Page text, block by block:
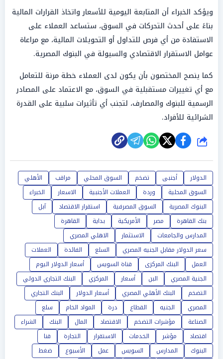
ويؤكد الخبراء أن المتابعة اليومية للأسعار واتخاذ القرارات المالية
بناءً على أحدث التحركات في السوق، ستساعد العملاء على
الاستفادة من أي فرص للتداول أو التحويلات المالية، مع مراعاة
عوامل الاستقرار الاقتصادي والسيولة في البنوك المصرية.
كما ينصح المختصون بأن يكون لدى العملاء خطة مرنة للتعامل
مع أي تغييرات مستقبلية في السوق، مع الاعتماد على المصادر
الرسمية للبنوك والمصارف، لتجنب أي تأثيرات سلبية على القدرة
الشرائية للأفراد.
شارك
الدولار أجنبى تضخم السوق المحلي مراقب
الأهلي
السوق المحلية
وردة العملات الأجنبية الاسعار
الخبراء
البنوك المصرية
السوق المصرفية استقرار الاقتصاد
آبل
بنك القاهرة
مصر الأمريكية بداية
القاهرة
المدارس والجامعات
الاستثمار
الاهلي المصري
سعر الدولار مقابل الجنيه المصري
السلع الفائدة
العملات
العمل
البنك المركزى قناة السويس
أسعار الدولار اليوم
الجنية المصري
البن أسعار المركزي
البنك التجاري الدولي
التضخم
البنك الأهلي المصري أسعار الدولار
البنك التجاري
المصري
الجنيه القطاع درة المواد الخام
سلع
الصناعة
مؤشرات التضخم الاقتصاد المال البنك
الشراء
اقتصاد
مؤشر الخدمات الاستقرار التجارة
قنا
البنوك
المدارس السويس عمل الأسبوع
ضغط